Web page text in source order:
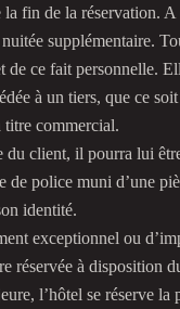
la fin de la réservation.
supplémentaire.
de ce fait personnelle.
à un tiers, que ce
titre commercial.
du client, il pourra lui
de police muni d’une
identité.
exceptionnel ou
réservée à disposition
l’hôtel se réserve la